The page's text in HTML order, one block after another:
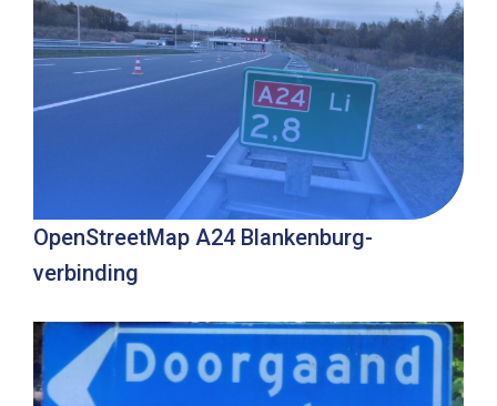
OpenStreetMap A24 Blankenburg­
verbinding